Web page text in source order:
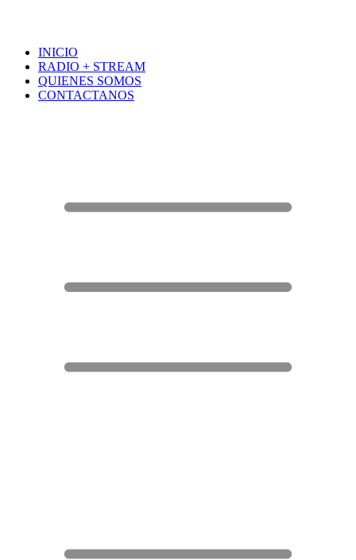
INICIO
RADIO + STREAM
QUIENES SOMOS
CONTACTANOS